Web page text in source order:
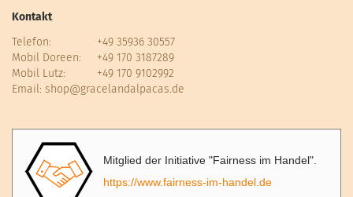
Kontakt
Telefon:
+49 35936 30557
Mobil Doreen:
+49 170 3187289
Mobil Lutz:
+49 170 9102992
Email: shop@gracelandalpacas.de
Mitglied der Initiative "Fairness im Handel".
https://www.fairness-im-handel.de